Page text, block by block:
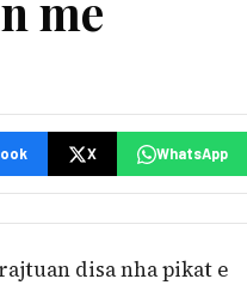
X WhatsApp
disa nha pikat e